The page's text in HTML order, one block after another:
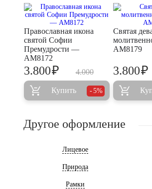
Православная икона
святой Софии
Премудрости —
AM8172
4.000
3.800₽
Купить 5%
Святая
AM8179
3.800₽
Другое оформление
Лицевое
Природа
Рамки